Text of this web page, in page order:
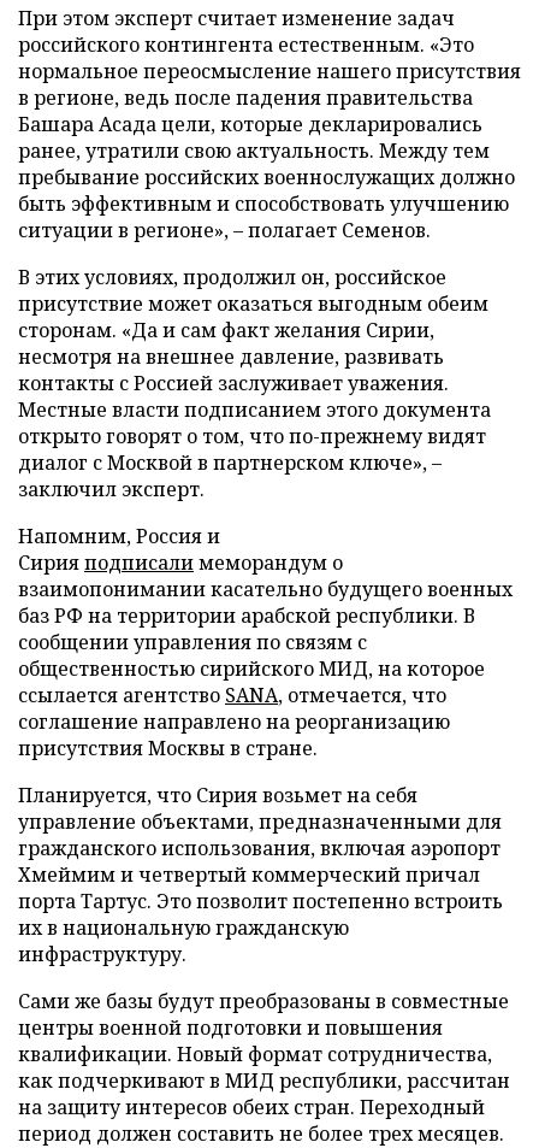
При этом эксперт считает изменение задач
российского контингента естественным. «Это
нормальное переосмысление нашего присутствия
в регионе, ведь после падения правительства
Башара Асада цели, которые декларировались
ранее, утратили свою актуальность. Между тем
пребывание российских военнослужащих должно
быть эффективным и способствовать улучшению
ситуации в регионе», – полагает Семенов.
В этих условиях, продолжил он, российское
присутствие может оказаться выгодным обеим
сторонам. «Да и сам факт желания Сирии,
несмотря на внешнее давление, развивать
контакты с Россией заслуживает уважения.
Местные власти подписанием этого документа
открыто говорят о том, что по-прежнему видят
диалог с Москвой в партнерском ключе», –
заключил эксперт.
Напомним, Россия и
Сирияподписалимеморандум о
взаимопонимании касательно будущего военных
баз РФ на территории арабской республики. В
сообщении управления по связям с
общественностью сирийского МИД, на которое
ссылается агентство SANA, отмечается, что
соглашение направлено на реорганизацию
присутствия Москвы в стране.
Планируется, что Сирия возьмет на себя
управление объектами, предназначенными для
гражданского использования, включая аэропорт
Хмеймим и четвертый коммерческий причал
порта Тартус. Это позволит постепенно встроить
их в национальную гражданскую
инфраструктуру.
Сами же базы будут преобразованы в совместные
центры военной подготовки и повышения
квалификации. Новый формат сотрудничества,
как подчеркивают в МИД республики, рассчитан
на защиту интересов обеих стран. Переходный
период должен составить не более трех месяцев.